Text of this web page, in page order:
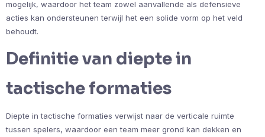
mogelijk, waardoor het team zowel aanvallende als defensieve
acties kan ondersteunen terwijl het een solide vorm op het veld
behoudt.
Definitie van diepte in
tactische formaties
Diepte in tactische formaties verwijst naar de verticale ruimte
tussen spelers, waardoor een team meer grond kan dekken en